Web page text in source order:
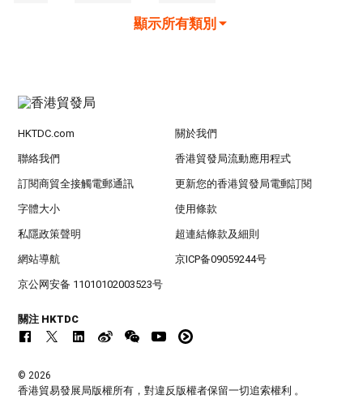
顯示所有類別
HKTDC.com 關於我們
聯絡我們 香港貿發局流動應用程式
訂閱商貿全接觸電郵通訊 更新您的香港貿發局電郵訂閱
字體大小 使用條款
私隱政策聲明 超連結條款及細則
網站導航 京ICP备09059244号
京公网安备 11010102003523号
關注 HKTDC
© 2026
香港貿易發展局版權所有，對違反版權者保留一切追索權利 。